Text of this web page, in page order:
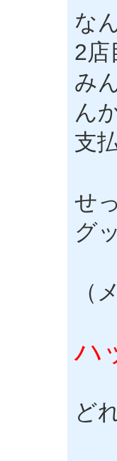
な
2店
み
ん
支
せ
グ
（
ハ
ど